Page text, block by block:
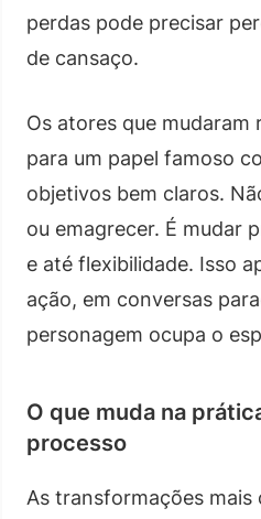
perdas pode precisar
de cansaço.
Os atores que
para um papel famoso
objetivos bem claros.
ou emagrecer. É mudar
e até flexibilidade. Isso
ação, em conversas
personagem ocupa o
O que muda na
processo
As transformações mais